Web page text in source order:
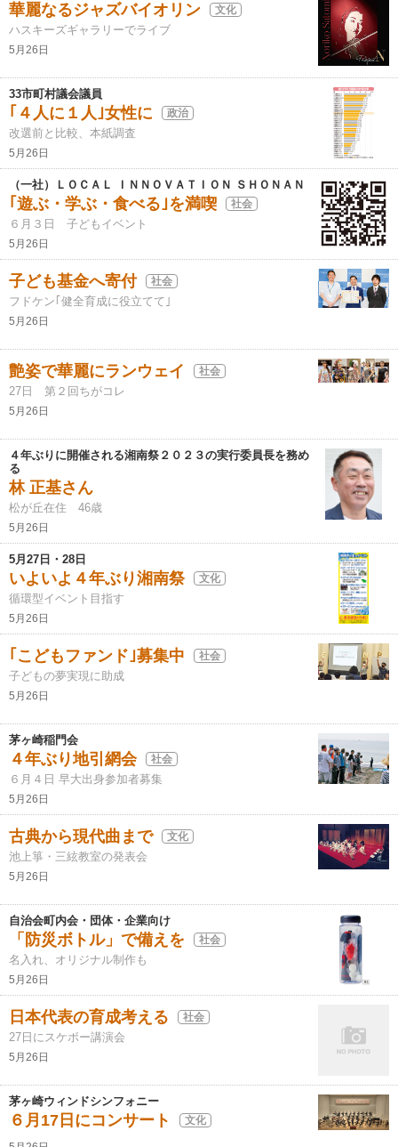
華麗なるジャズバイオリン 文化
ハスキーズギャラリーでライブ
5月26日
33市町村議会議員
｢４人に１人｣女性に 政治
改選前と比較、本紙調査
5月26日
（一社）ＬＯＣＡＬ ＩＮＮＯＶＡＴＩＯＮ ＳＨＯＮＡＮ
｢遊ぶ・学ぶ・食べる｣を満喫 社会
６月３日 子どもイベント
5月26日
子ども基金へ寄付 社会
フドケン｢健全育成に役立てて｣
5月26日
艶姿で華麗にランウェイ 社会
27日 第２回ちがコレ
5月26日
４年ぶりに開催される湘南祭２０２３の実行委員長を務め
る
林 正基さん
松が丘在住 46歳
5月26日
5月27日・28日
いよいよ４年ぶり湘南祭 文化
循環型イベント目指す
5月26日
｢こどもファンド｣募集中 社会
子どもの夢実現に助成
5月26日
茅ヶ崎稲門会
４年ぶり地引網会 社会
６月４日 早大出身参加者募集
5月26日
古典から現代曲まで 文化
池上箏・三絃教室の発表会
5月26日
自治会町内会・団体・企業向け
「防災ボトル」で備えを 社会
名入れ、オリジナル制作も
5月26日
日本代表の育成考える 社会
27日にスケボー講演会
5月26日
茅ヶ崎ウィンドシンフォニー
６月17日にコンサート 文化